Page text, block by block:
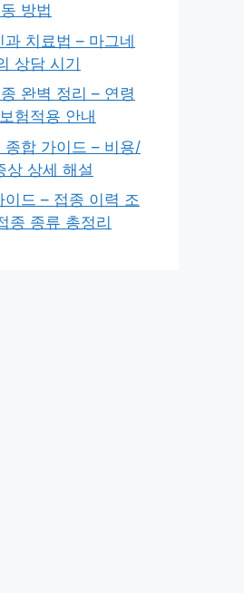
방법
치료법 – 마그네
상담 시기
완벽 정리 – 연령
험적용 안내
종합 가이드 – 비용/
상 상세 해설
드 – 접종 이력 조
종 종류 총정리